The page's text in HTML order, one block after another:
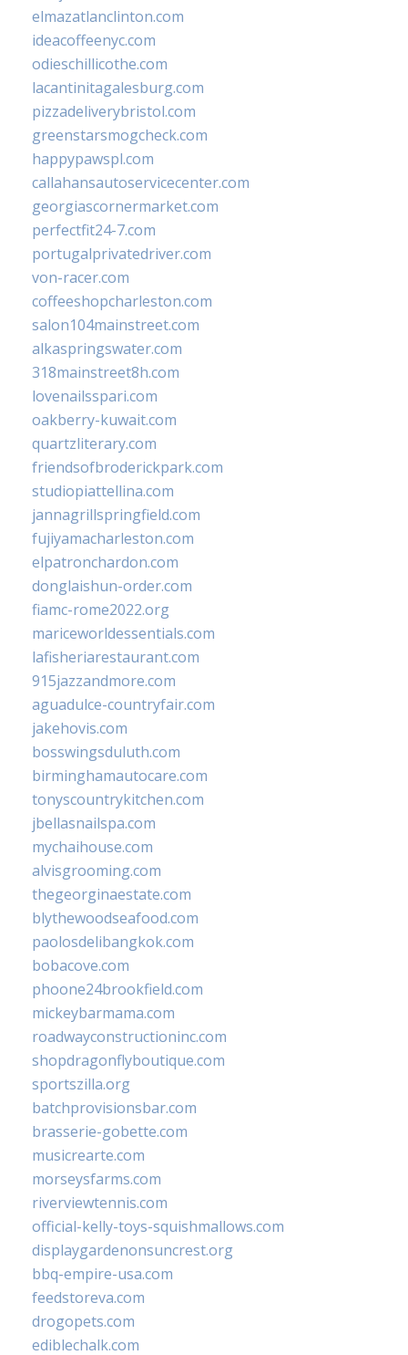
elmazatlanclinton.com
ideacoffeenyc.com
odieschillicothe.com
lacantinitagalesburg.com
pizzadeliverybristol.com
greenstarsmogcheck.com
happypawspl.com
callahansautoservicecenter.com
georgiascornermarket.com
perfectfit24-7.com
portugalprivatedriver.com
von-racer.com
coffeeshopcharleston.com
salon104mainstreet.com
alkaspringswater.com
318mainstreet8h.com
lovenailsspari.com
oakberry-kuwait.com
quartzliterary.com
friendsofbroderickpark.com
studiopiattellina.com
jannagrillspringfield.com
fujiyamacharleston.com
elpatronchardon.com
donglaishun-order.com
fiamc-rome2022.org
mariceworldessentials.com
lafisheriarestaurant.com
915jazzandmore.com
aguadulce-countryfair.com
jakehovis.com
bosswingsduluth.com
birminghamautocare.com
tonyscountrykitchen.com
jbellasnailspa.com
mychaihouse.com
alvisgrooming.com
thegeorginaestate.com
blythewoodseafood.com
paolosdelibangkok.com
bobacove.com
phoone24brookfield.com
mickeybarmama.com
roadwayconstructioninc.com
shopdragonflyboutique.com
sportszilla.org
batchprovisionsbar.com
brasserie-gobette.com
musicrearte.com
morseysfarms.com
riverviewtennis.com
official-kelly-toys-squishmallows.com
displaygardenonsuncrest.org
bbq-empire-usa.com
feedstoreva.com
drogopets.com
ediblechalk.com